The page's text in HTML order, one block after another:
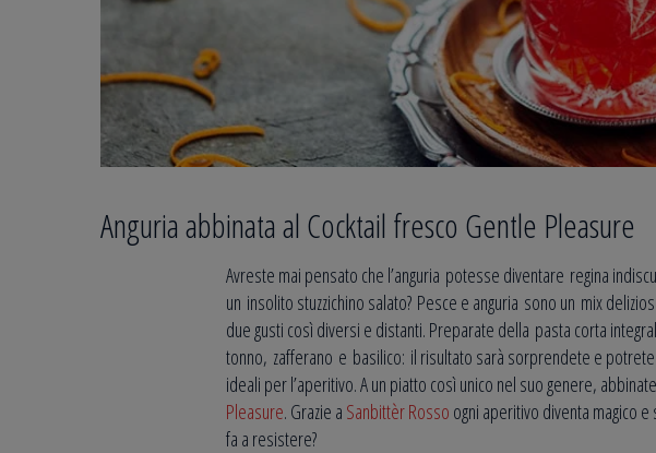
Anguria abbinata al Cocktail fresco Gentle Pleasure
Avreste mai pensato che l’anguria potesse diventare regina
un insolito stuzzichino salato? Pesce e anguria sono un mix
due gusti così diversi e distanti. Preparate della pasta corta
tonno, zafferano e basilico: il risultato sarà sorprendete e
ideali per l’aperitivo. A un piatto così unico nel suo genere,
Pleasure. Grazie a Sanbittèr Rosso ogni aperitivo diventa magico
fa a resistere?